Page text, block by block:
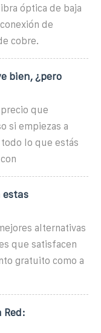
óptica de baja
de
cobre.
bien, ¿pero
que
si empiezas a
lo que estás
estas
alternativas
que satisfacen
gratuito como a
Red: